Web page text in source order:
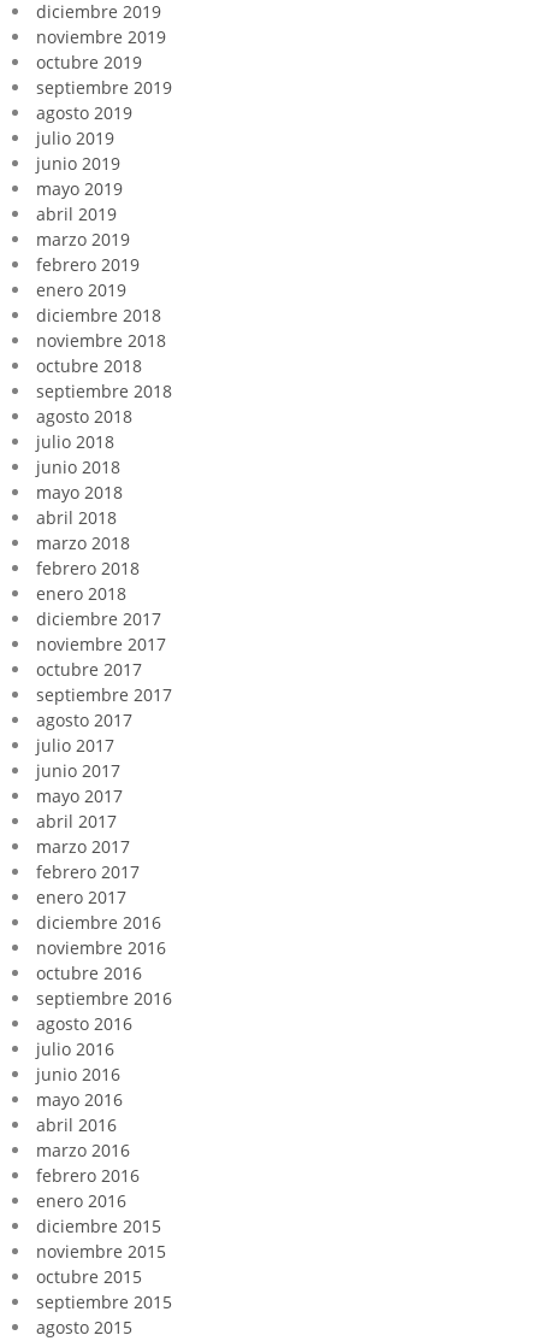
diciembre 2019
noviembre 2019
octubre 2019
septiembre 2019
agosto 2019
julio 2019
junio 2019
mayo 2019
abril 2019
marzo 2019
febrero 2019
enero 2019
diciembre 2018
noviembre 2018
octubre 2018
septiembre 2018
agosto 2018
julio 2018
junio 2018
mayo 2018
abril 2018
marzo 2018
febrero 2018
enero 2018
diciembre 2017
noviembre 2017
octubre 2017
septiembre 2017
agosto 2017
julio 2017
junio 2017
mayo 2017
abril 2017
marzo 2017
febrero 2017
enero 2017
diciembre 2016
noviembre 2016
octubre 2016
septiembre 2016
agosto 2016
julio 2016
junio 2016
mayo 2016
abril 2016
marzo 2016
febrero 2016
enero 2016
diciembre 2015
noviembre 2015
octubre 2015
septiembre 2015
agosto 2015